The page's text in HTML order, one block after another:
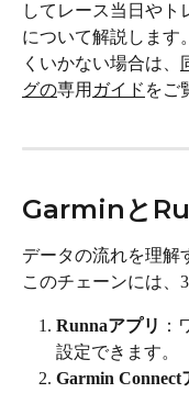
してレース当日やト
について解説します
くいかない場合は、
グの専用 ガイド をご
Garminと
データの流れを理解
このチェーンには、
Runnaアプリ ：
設定できます。
Garmin Connect